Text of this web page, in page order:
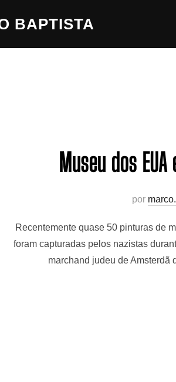
BAPTISTA
Museu dos
por
Recentemente quase 50 pinturas de
foram capturadas pelos nazistas
marchand judeu de Amsterdã